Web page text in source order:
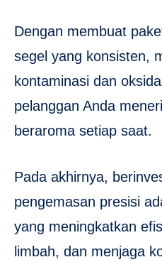
Dengan membuat
segel yang konsisten,
kontaminasi dan
pelanggan Anda
beraroma setiap saat.
Pada akhirnya,
pengemasan presisi
yang meningkatkan
limbah, dan menjaga